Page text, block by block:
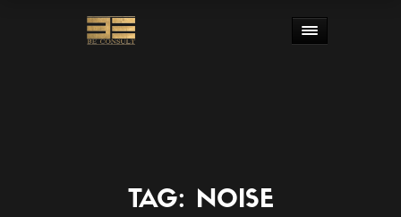
TAG: NOISE